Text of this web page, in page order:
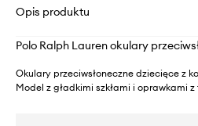
Opis produktu
Polo Ralph Lauren okulary
Okulary przeciwsłoneczne dziecięce z
Model z gładkimi szkłami i oprawkami